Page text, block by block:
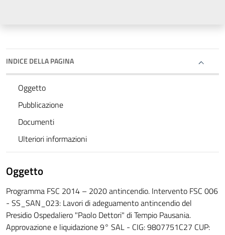
INDICE DELLA PAGINA
Oggetto
Pubblicazione
Documenti
Ulteriori informazioni
Oggetto
Programma FSC 2014 – 2020 antincendio. Intervento FSC 006
- SS_SAN_023: Lavori di adeguamento antincendio del
Presidio Ospedaliero "Paolo Dettori" di Tempio Pausania.
Approvazione e liquidazione 9° SAL - CIG: 9807751C27 CUP: